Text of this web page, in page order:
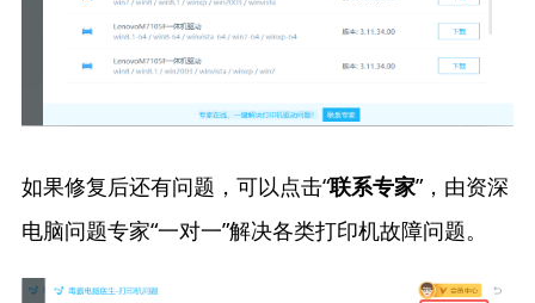
如果修复后还有问题，可以点击“联系专家”，由资深
电脑问题专家“一对一”解决各类打印机故障问题。